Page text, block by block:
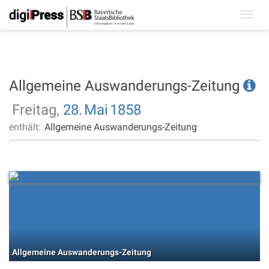
Allgemeine Auswanderungs-Zeitung
Freitag, 28. Mai 1858
enthält: Allgemeine Auswanderungs-Zeitung
Allgemeine Auswanderungs-Zeitung